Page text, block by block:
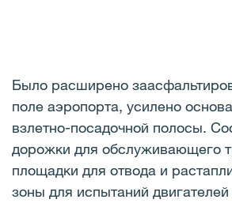
Было расширено
поле аэропорта, усилено
взлетно-посадочной полосы.
дорожки для обслуживающего
площадки для отвода и
зоны для испытаний